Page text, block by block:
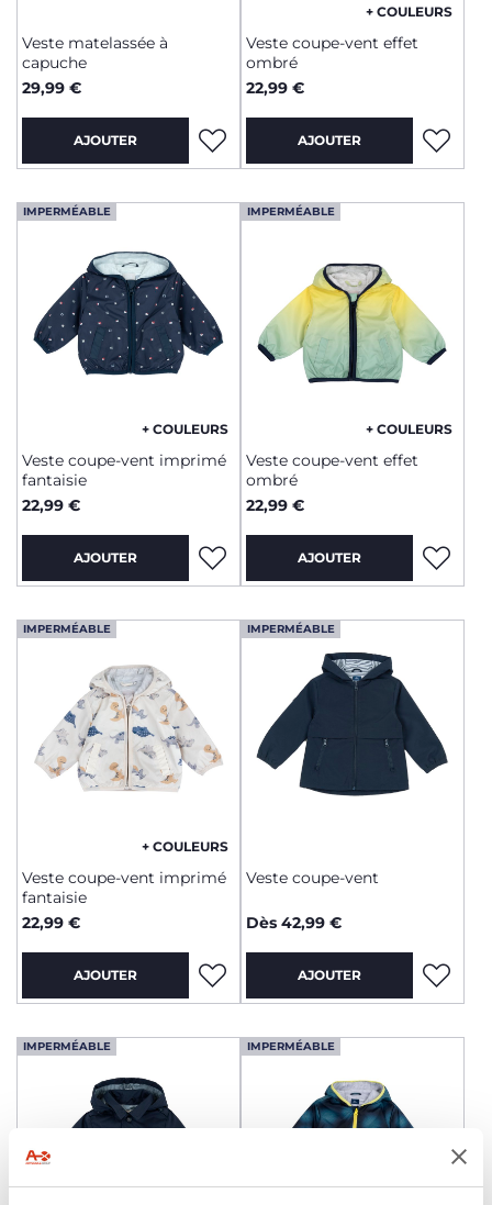
Veste matelassée à
capuche
29,99 €
AJOUTER
+ COULEURS
Veste coupe-vent effet
ombré
22,99 €
AJOUTER
IMPERMÉABLE
+ COULEURS
Veste coupe-vent imprimé
fantaisie
22,99 €
AJOUTER
IMPERMÉABLE
+ COULEURS
Veste coupe-vent effet
ombré
22,99 €
AJOUTER
IMPERMÉABLE
+ COULEURS
Veste coupe-vent imprimé
fantaisie
22,99 €
AJOUTER
IMPERMÉABLE
Veste coupe-vent
Dès 42,99 €
AJOUTER
IMPERMÉABLE IMPERMÉABLE